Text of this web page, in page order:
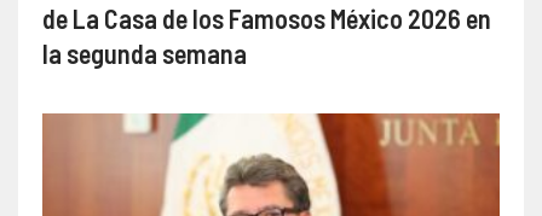
de La Casa de los Famosos México 2026 en
la segunda semana